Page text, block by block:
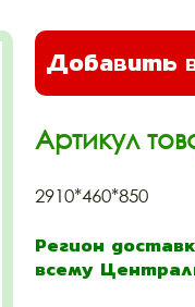
Добавить
Артикул
2910*460*850
Регион
всему